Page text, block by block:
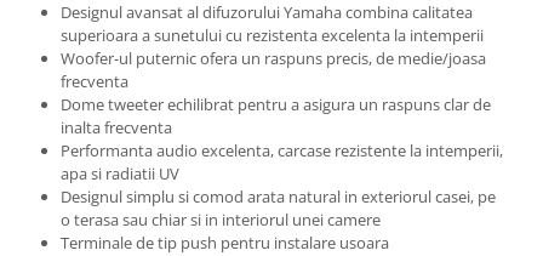
Designul avansat al difuzorului Yamaha combina calitatea
superioara a sunetului cu rezistenta excelenta la intemperii
Woofer-ul puternic ofera un raspuns precis, de medie/joasa
frecventa
Dome tweeter echilibrat pentru a asigura un raspuns clar de
inalta frecventa
Performanta audio excelenta, carcase rezistente la intemperii,
apa si radiatii UV
Designul simplu si comod arata natural in exteriorul casei, pe
o terasa sau chiar si in interiorul unei camere
Terminale de tip push pentru instalare usoara